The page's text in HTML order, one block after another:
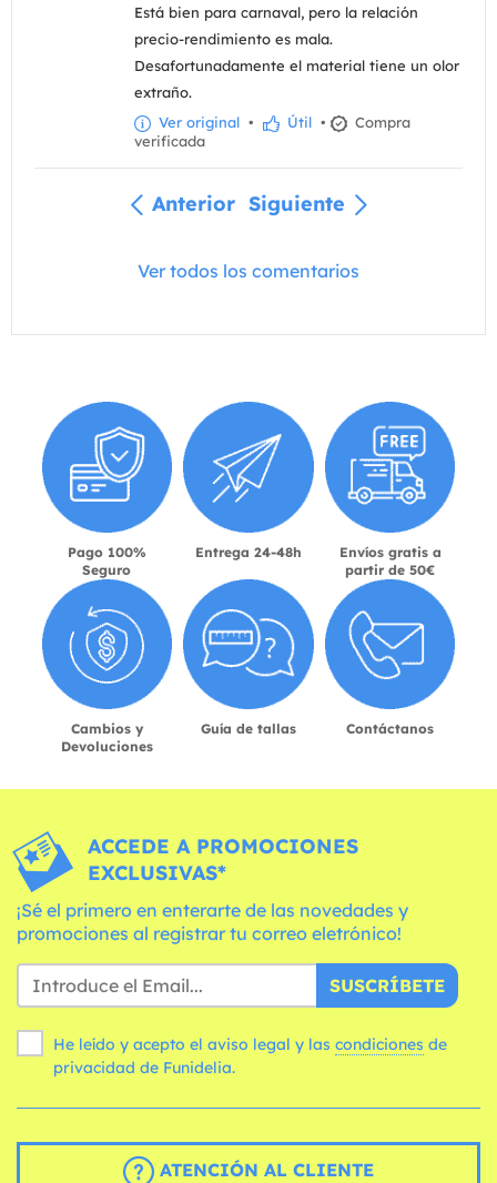
Está bien para carnaval, pero la relación
precio-rendimiento es mala.
Desafortunadamente el material tiene un olor
extraño.
Ver original • Útil •
Compra
verificada
Anterior Siguiente
Ver todos los comentarios
Pago 100%
Seguro
Entrega 24-48h
Envíos gratis a
partir de 50€
Cambios y
Devoluciones
Guía de tallas Contáctanos
ACCEDE A PROMOCIONES
EXCLUSIVAS*
¡Sé el primero en enterarte de las novedades y
promociones al registrar tu correo eletrónico!
SUSCRÍBETE
He leído y acepto el aviso legal y las condiciones
privacidad de Funidelia.
ATENCIÓN AL CLIENTE